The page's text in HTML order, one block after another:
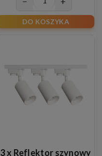
DO KOSZYKA
3 x Reflektor szynowy